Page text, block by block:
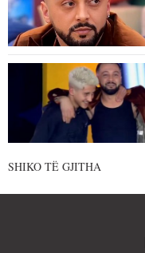
SHIKO TË GJITHA